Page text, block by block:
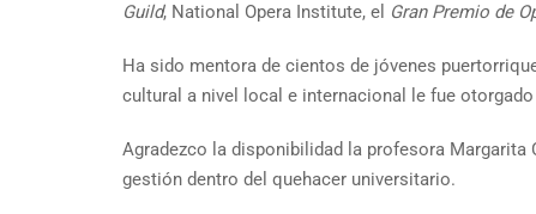
Guild, National Opera Institute, el Gran Premio de
Ha sido mentora de cientos de jóvenes
cultural a nivel local e internacional le fue
Agradezco la disponibilidad la profesora
gestión dentro del quehacer universitario.